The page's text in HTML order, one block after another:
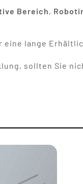
Bereich,
lange
sollten Sie